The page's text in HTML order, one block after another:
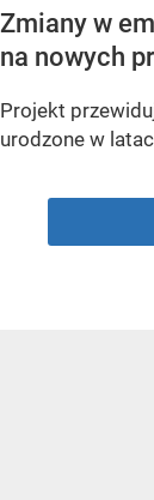
Zmiany w
na nowych
Projekt
urodzone w